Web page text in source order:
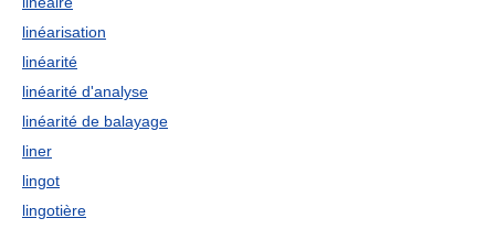
linéarisation
linéarité
linéarité d'analyse
linéarité de balayage
liner
lingot
lingotière